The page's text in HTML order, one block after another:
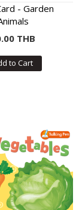
- Garden
THB
to Cart